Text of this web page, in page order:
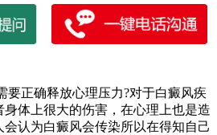
正确释放心理压力?对于白癜风疾
体上很大的伤害，在心理上也是造
认为白癜风会传染所以在得知自己